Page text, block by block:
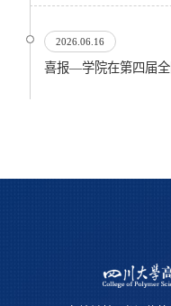
2026.06.16